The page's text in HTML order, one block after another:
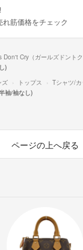
筋価格をチェック
Don't Cry（ガールズドントク
)
ズ トップス Tシャツ/
袖/袖なし)
ページの上へ戻る